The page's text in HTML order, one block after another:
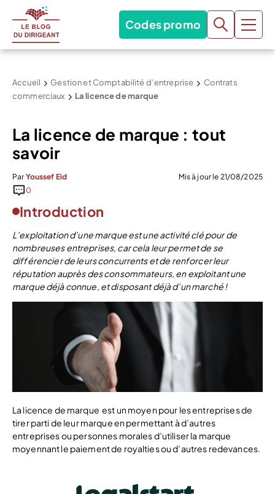
Codes promo
Accueil Gestion et Comptabilité d’entreprise
Contrats
commerciaux
La licence de marque
La licence de marque : tout
savoir
Par Youssef Eid
Mis à jour le 21/08/2025
0
Introduction
L’exploitation d’une marque est une activité clé pour de
nombreuses entreprises, car cela leur permet de se
différencier de leurs concurrents et de renforcer leur
réputation auprès des consommateurs, en exploitant une
marque déjà connue, et disposant déjà d’un marché !
La licence de marque est un moyen pour les entreprises de
tirer parti de leur marque en permettant à d’autres
entreprises ou personnes morales d’utiliser la marque
moyennant le paiement de royalties ou d’autres redevances.